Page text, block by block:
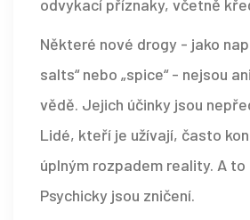
odvykací příznaky, včetně
Některé nové drogy - jako
salts“ nebo „spice“ - nejsou
vědě. Jejich účinky jsou
Lidé, kteří je užívají, často
úplným rozpadem reality. A
Psychicky jsou zničení.